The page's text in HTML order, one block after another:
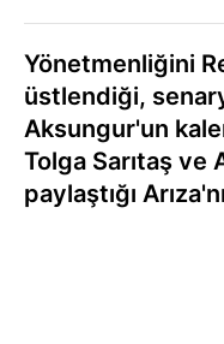
Yönetmenliğini
üstlendiği,
Aksungur'un
Tolga Sarıtaş ve
paylaştığı